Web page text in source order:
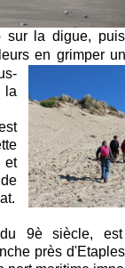
sur la digue,
en grimper
9è siècle, est
près